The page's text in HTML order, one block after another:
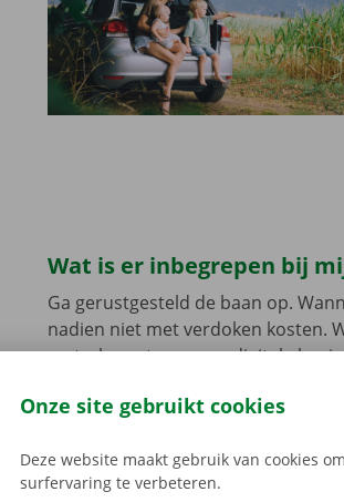
Wat is er inbegrepen bij
Ga gerustgesteld de baan op.
nadien niet met verdoken kosten.
vertrek en sturen een digitale
onderweg? Dan staat er 24/7
Onze site gebruikt cookies
Deze website maakt gebruik van cookies
surfervaring te verbeteren.